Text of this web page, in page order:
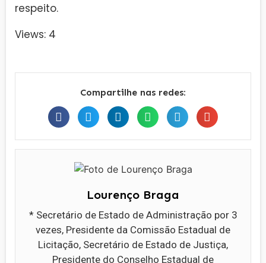
respeito.
Views: 4
Compartilhe nas redes:
Lourenço Braga
* Secretário de Estado de Administração por 3
vezes, Presidente da Comissão Estadual de
Licitação, Secretário de Estado de Justiça,
Presidente do Conselho Estadual de